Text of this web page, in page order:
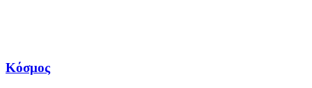
Κόσμος